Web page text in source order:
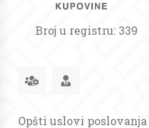
Broj u registru: 339
Opšti uslovi poslovanja